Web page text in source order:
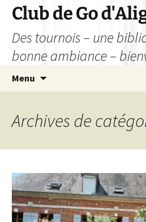
Aller
contenu
Club de Go
Des tournois – une
bonne ambiance –
Menu
Archives de